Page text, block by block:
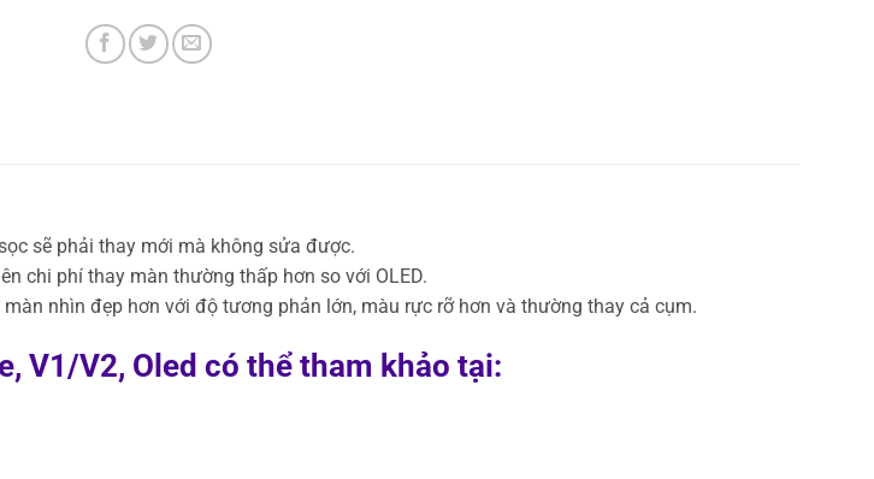
sẽ phải thay mới mà không sửa được.
chi phí thay màn thường thấp hơn so với OLED.
nhìn đẹp hơn với độ tương phản lớn, màu rực rỡ hơn và thường thay cả cụm.
V1/V2, Oled có thể tham khảo tại: